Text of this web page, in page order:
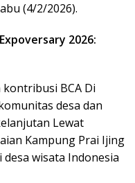
(4/2/2026).
2026:
BCA Di
desa dan
Lewat
Kampung Prai Ijing
wisata Indonesia